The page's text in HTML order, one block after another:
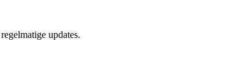
updates.